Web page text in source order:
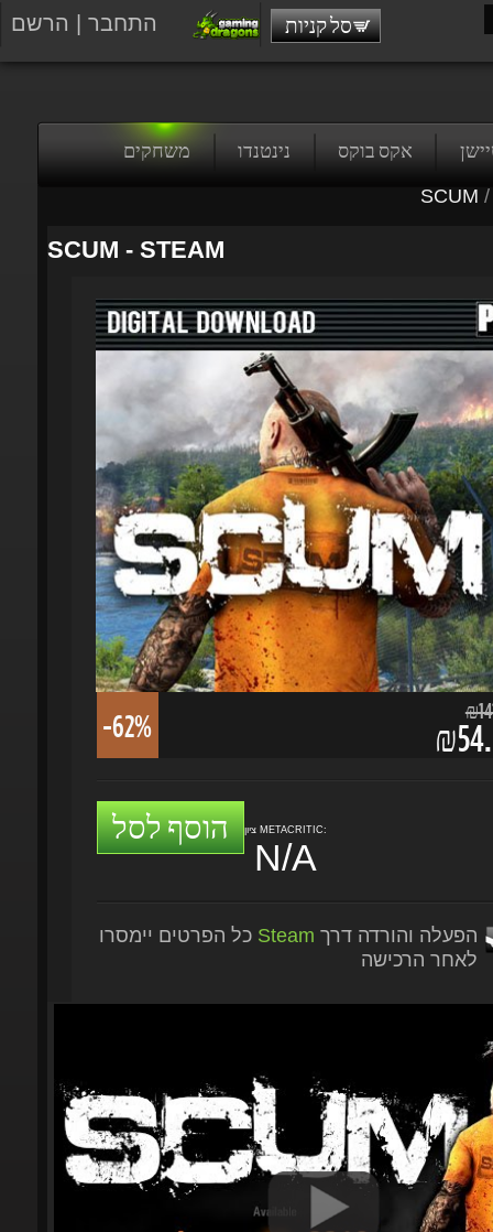
התחבר הרשם סל קניות
אקס בוקס נינטנדו משחקים
/
SCUM
SCUM - STEAM
-62%
הוסף לסל
N/A
לאחר הרכישה